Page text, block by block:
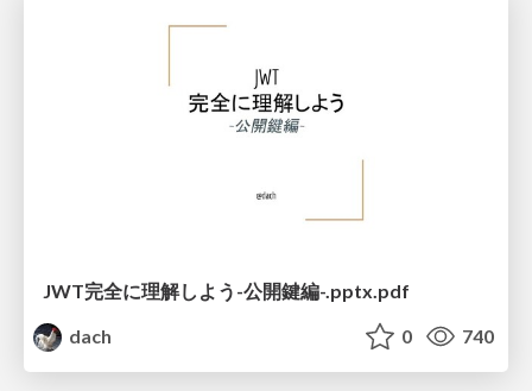
JWT完全に理解しよう-公開鍵編-.pptx.pdf
dach
0 740